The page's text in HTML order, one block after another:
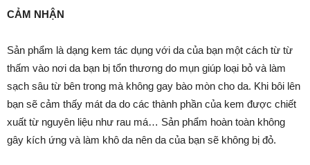
CẢM NHẬN
Sản phẩm là dạng kem tác dụng với da của bạn một cách từ từ
thấm vào nơi da bạn bị tổn thương do mụn giúp loại bỏ và làm
sạch sâu từ bên trong mà không gay bào mòn cho da. Khi bôi lên
bạn sẽ cảm thấy mát da do các thành phần của kem được chiết
xuất từ nguyên liệu như rau má… Sản phẩm hoàn toàn không
gây kích ứng và làm khô da nên da của bạn sẽ không bị đỏ.